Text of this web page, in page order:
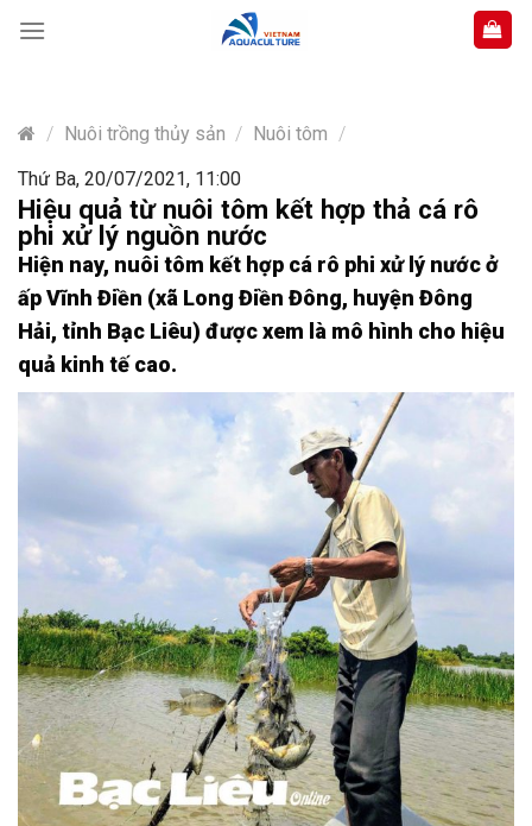
content
/ Nuôi trồng thủy sản / Nuôi tôm /
Thứ Ba, 20/07/2021, 11:00
Hiệu quả từ nuôi tôm kết hợp thả cá rô
phi xử lý nguồn nước
Hiện nay, nuôi tôm kết hợp cá rô phi xử lý nước ở
ấp Vĩnh Điền (xã Long Điền Đông, huyện Đông
Hải, tỉnh Bạc Liêu) được xem là mô hình cho hiệu
quả kinh tế cao.